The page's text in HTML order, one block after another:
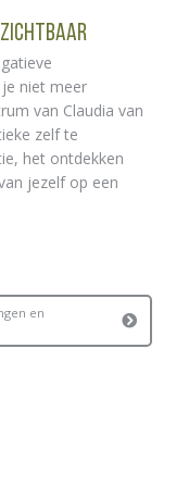
Zichtbaar
niet meer
van Claudia van
zelf te
het ontdekken
jezelf op een
en